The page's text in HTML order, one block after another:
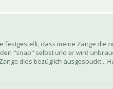
festgestellt, dass meine Zange die
"snap" selbst und er wird
dies bezüglich ausgespuckt...